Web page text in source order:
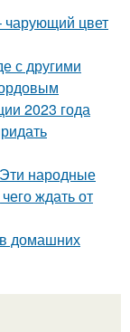
чарующий цвет
с другими
2023 года
народные
ждать от
домашних